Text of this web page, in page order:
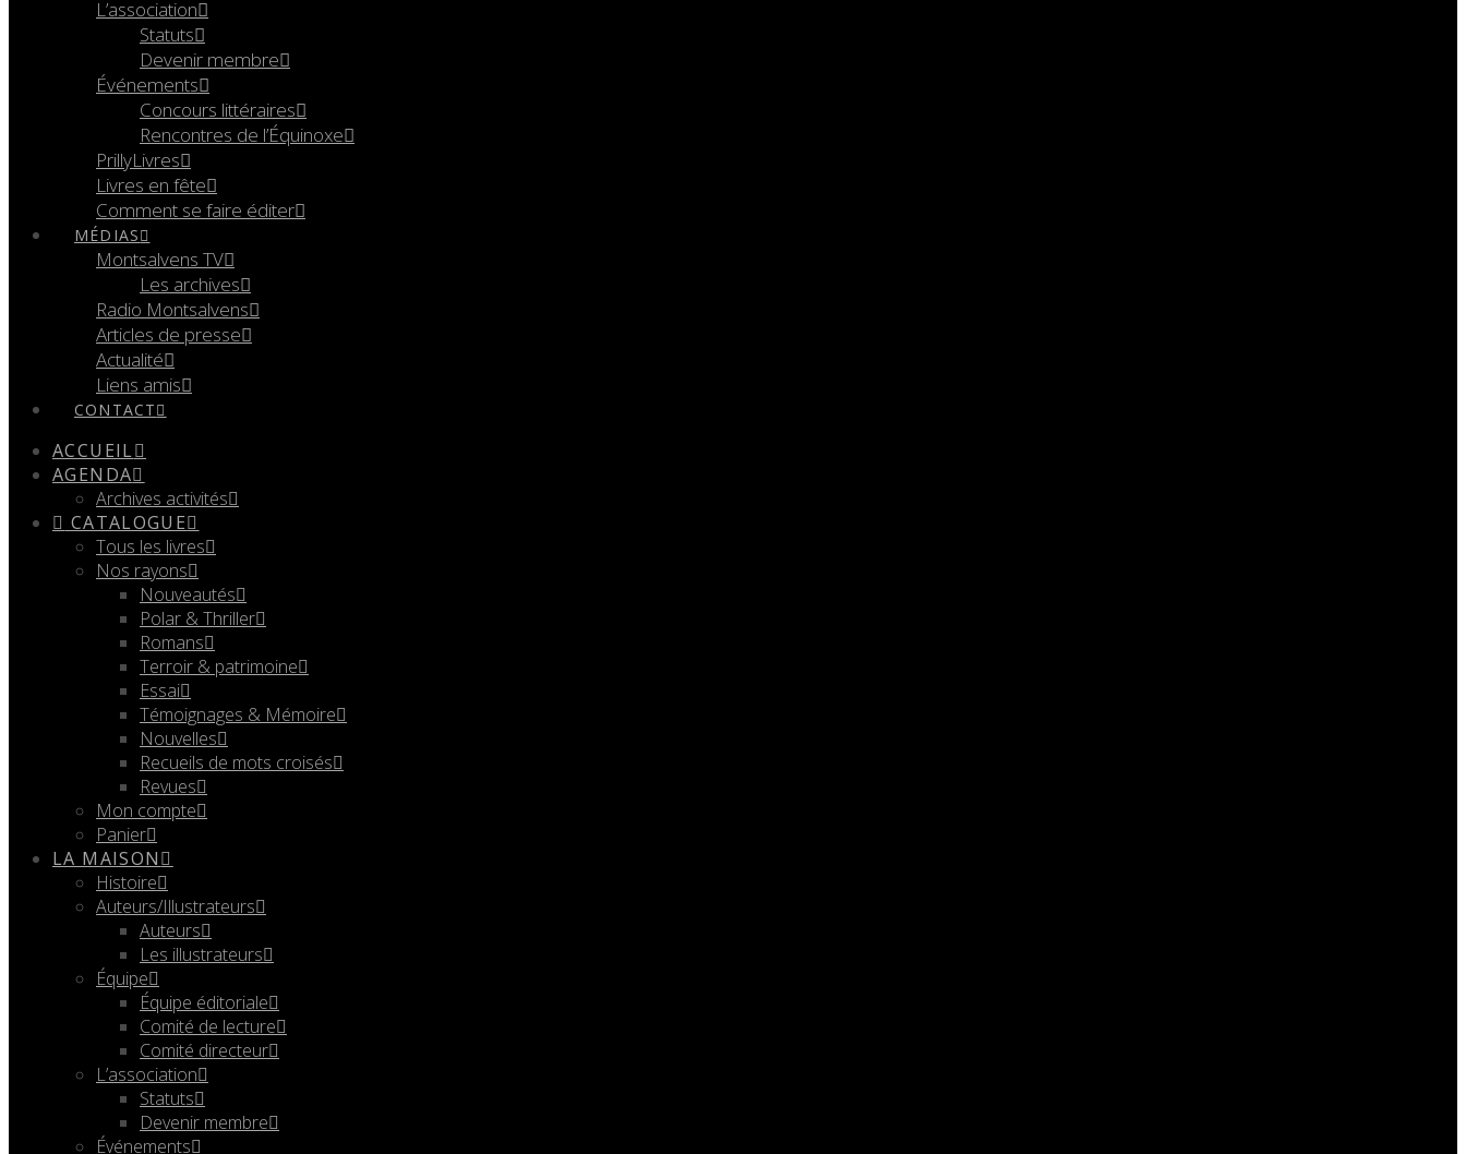
L’association
Statuts
Devenir membre
Événements
Concours littéraires
Rencontres de l’Équinoxe
PrillyLivres
Livres en fête
Comment se faire éditer
MÉDIAS
Montsalvens TV
Les archives
Radio Montsalvens
Articles de presse
Actualité
Liens amis
CONTACT
ACCUEIL
AGENDA
Archives activités
CATALOGUE
Tous les livres
Nos rayons
Nouveautés
Polar & Thriller
Romans
Terroir & patrimoine
Essai
Témoignages & Mémoire
Nouvelles
Recueils de mots croisés
Revues
Mon compte
Panier
LA MAISON
Histoire
Auteurs/Illustrateurs
Auteurs
Les illustrateurs
Équipe
Équipe éditoriale
Comité de lecture
Comité directeur
L’association
Statuts
Devenir membre
Événements